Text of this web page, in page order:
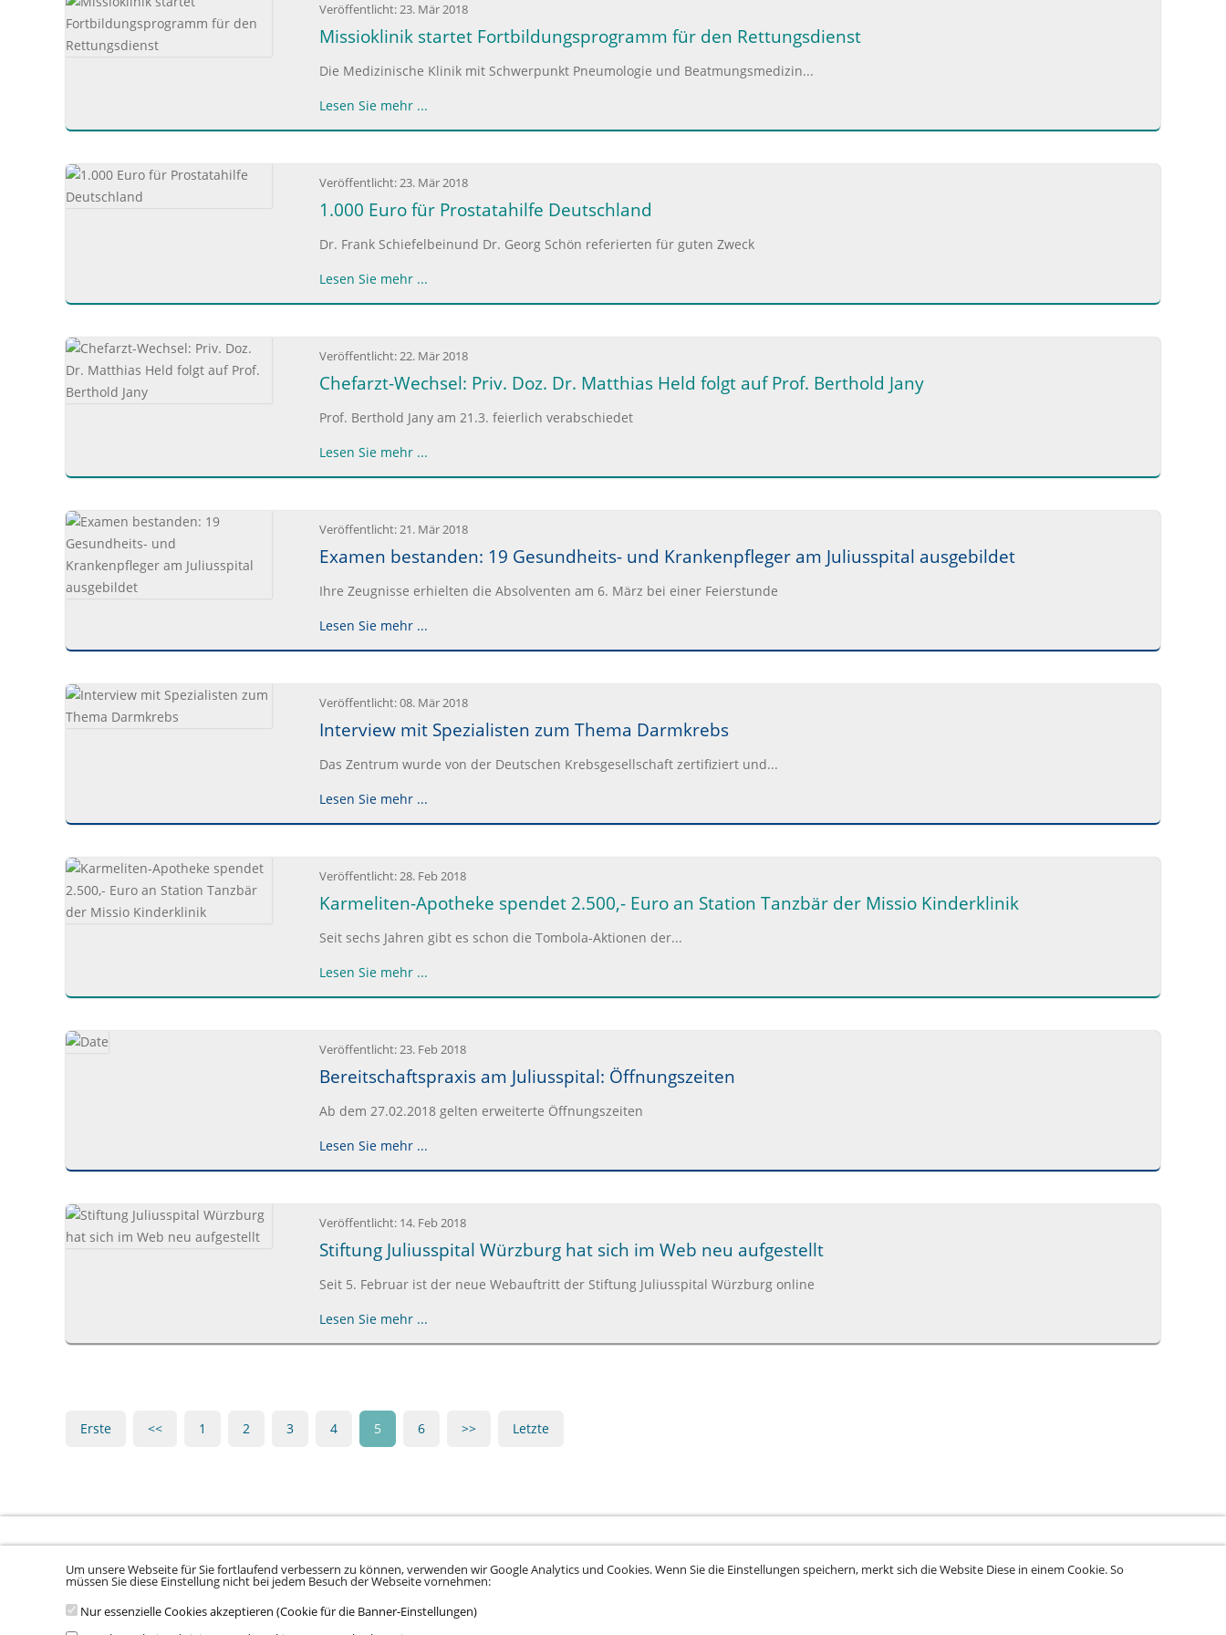
Veröffentlicht:23. Mär 2018
Missioklinik startet Fortbildungsprogramm für den Rettungsdienst
Die Medizinische Klinik mit Schwerpunkt Pneumologie und Beatmungsmedizin...
Lesen Sie mehr ...
Veröffentlicht:23. Mär 2018
1.000 Euro für Prostatahilfe Deutschland
Dr. Frank Schiefelbeinund Dr. Georg Schön referierten für guten Zweck
Lesen Sie mehr ...
Veröffentlicht:22. Mär 2018
Chefarzt-Wechsel: Priv. Doz. Dr. Matthias Held folgt auf Prof. Berthold Jany
Prof. Berthold Jany am 21.3. feierlich verabschiedet
Lesen Sie mehr ...
Veröffentlicht:21. Mär 2018
Examen bestanden: 19 Gesundheits- und Krankenpfleger am Juliusspital ausgebildet
Ihre Zeugnisse erhielten die Absolventen am 6. März bei einer Feierstunde
Lesen Sie mehr ...
Veröffentlicht:08. Mär 2018
Interview mit Spezialisten zum Thema Darmkrebs
Das Zentrum wurde von der Deutschen Krebsgesellschaft zertifiziert und...
Lesen Sie mehr ...
Veröffentlicht:28. Feb 2018
Karmeliten-Apotheke spendet 2.500,- Euro an Station Tanzbär der Missio Kinderklinik
Seit sechs Jahren gibt es schon die Tombola-Aktionen der...
Lesen Sie mehr ...
Veröffentlicht:23. Feb 2018
Bereitschaftspraxis am Juliusspital: Öffnungszeiten
Ab dem 27.02.2018 gelten erweiterte Öffnungszeiten
Lesen Sie mehr ...
Veröffentlicht: 14. Feb 2018
Stiftung Juliusspital Würzburg hat sich im Web neu aufgestellt
Seit 5. Februar ist der neue Webauftritt der Stiftung Juliusspital Würzburg online
Lesen Sie mehr ...
Erste << 1 2 3 4 5 6 >> Letzte
Sitemap laden ...
Um unsere Webseite für Sie fortlaufend verbessern zu können, verwenden wir Google Analytics und Cookies. Wenn Sie die Einstellungen speichern, merkt sich die Website Diese in einem Cookie. So
müssen Sie diese Einstellung nicht bei jedem Besuch der Webseite vornehmen:
Nur essenzielle Cookies akzeptieren (Cookie für die Banner-Einstellungen)